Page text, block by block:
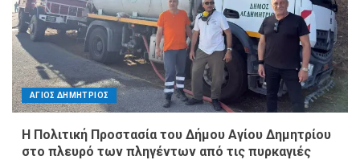
ΑΓΙΟΣ ΔΗΜΗΤΡΙΟΣ
Η Πολιτική Προστασία του Δήμου Αγίου Δημητρίου
στο πλευρό των πληγέντων από τις πυρκαγιές